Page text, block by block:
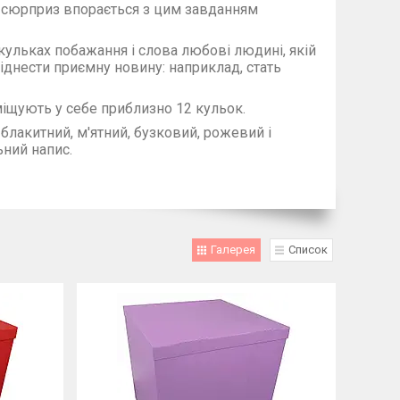
сюрприз впорається з цим завданням
побажання і слова любові людині, якій
приємну новину: наприклад, стать
у себе приблизно 12 кульок.
м'ятний, бузковий, рожевий і
напис.
Галерея Список